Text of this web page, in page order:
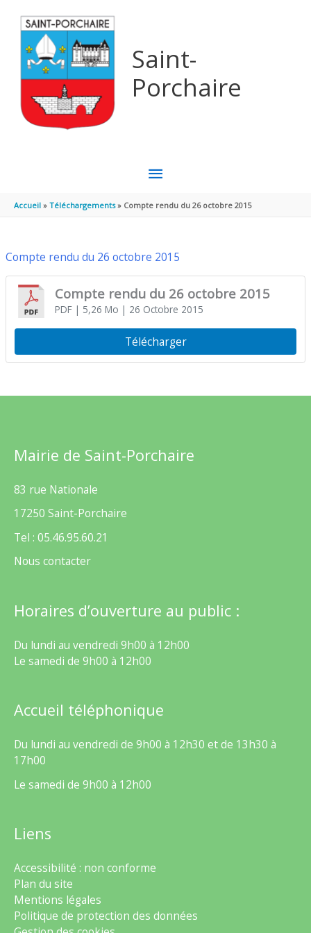
Saint-
Porchaire
MENU
PRINCIPAL
Accueil Téléchargements Compte rendu du 26 octobre 2015
Compte rendu du 26 octobre 2015
Compte rendu du 26 octobre 2015
PDF| 5,26 Mo | 26 Octobre 2015
Télécharger
Mairie de Saint-Porchaire
83 rue Nationale
17250 Saint-Porchaire
Tel : 05.46.95.60.21
Nous contacter
Horaires d’ouverture au public :
Du lundi au vendredi 9h00 à 12h00
Le samedi de 9h00 à 12h00
Accueil téléphonique
Du lundi au vendredi de 9h00 à 12h30 et de 13h30 à
17h00
Le samedi de 9h00 à 12h00
Liens
Accessibilité : non conforme
Plan du site
Mentions légales
Politique de protection des données